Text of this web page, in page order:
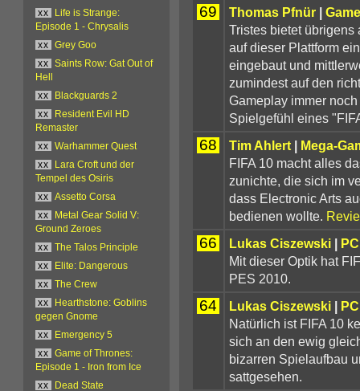
69 Thomas Pfnür|
Tristes bietet
auf dieser Plattform
eingebaut und
zumindest auf den
Gameplay immer
Spielgefühl eines
68 Tim Ahlert| Mega-
FIFA 10 macht alles
zunichte, die sich im
dass Electronic Arts
bedienen wollte.
66 Lukas Ciszewski|
Mit dieser Optik hat
PES 2010.
64 Lukas Ciszewski|
Natürlich ist FIFA 10
sich an den ewig
bizarren Spielaufbau
sattgesehen.
xx
Life is Strange:
Episode 1 - Chrysalis
xx
Grey Goo
xx
Saints Row: Gat Out of
Hell
xx
Blackguards 2
xx
Resident Evil HD
Remaster
xx
Warhammer Quest
xx
Lara Croft und der
Tempel des Osiris
xx
Assetto Corsa
xx
Metal Gear Solid V:
Ground Zeroes
xx
The Talos Principle
xx
Elite: Dangerous
xx
The Crew
xx
Hearthstone: Goblins
gegen Gnome
xx
Emergency 5
xx
Game of Thrones:
Episode 1 - Iron from Ice
xx
Dead State